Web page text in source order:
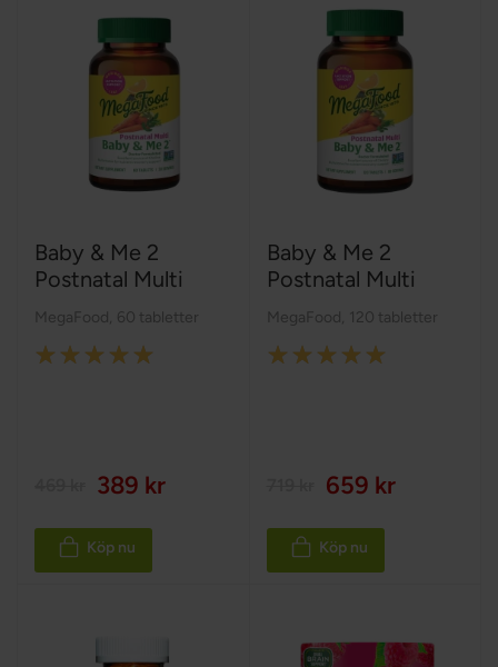
Baby & Me 2
Postnatal Multi
MegaFood 60 tabletter
Rating:
389 kr
Köp nu
Baby & Me 2
Postnatal Multi
MegaFood 120 tabletter
Rating:
659 kr
Köp nu